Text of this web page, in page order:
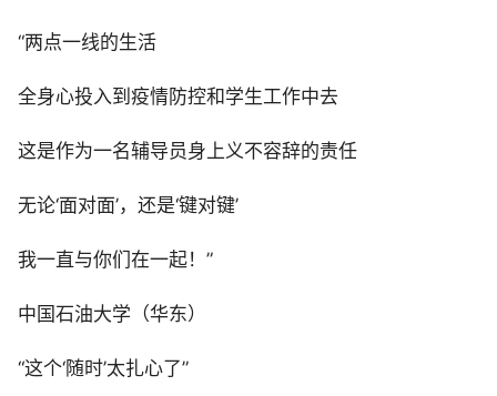
“两点一线的生活
全身心投入到疫情防控和学生工作中去
这是作为一名辅导员身上义不容辞的责任
无论‘面对面’，还是‘键对键’
我一直与你们在一起！”
中国石油大学（华东）
“这个‘随时’太扎心了”